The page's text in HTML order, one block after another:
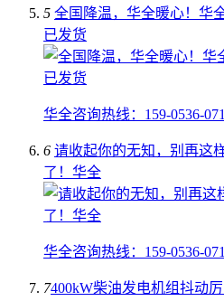
5 全国降温，华全暖心！华
已发货
华全咨询热线：159-0536-
6 请收起你的无知，别再这
了！华全
华全咨询热线：159-0536-
7​400kW柴油发电机组抖动